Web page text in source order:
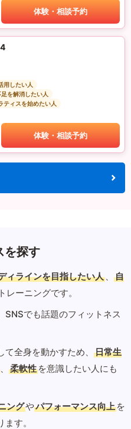
体験・相談予約
用したい人
を解消したい人
ティスを始めたい人
体験・相談予約
を探す
ィラインを目指したい人 、
自
レーニングです。
SNSでも話題のフィットネス
全身を動かすため、
日常生
、 柔軟性 を意識したい人にも
ングやパフォーマンス向上 を
す。